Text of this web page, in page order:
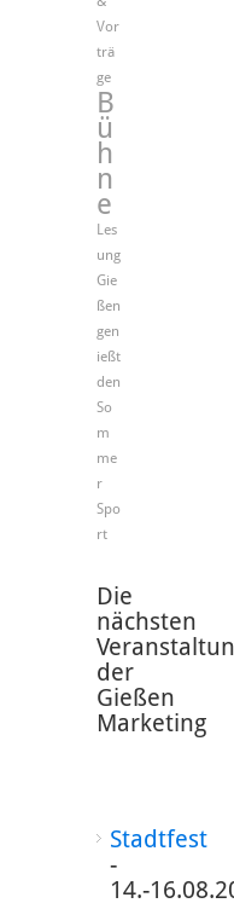
Vor
trä
ge
B
ü
h
n
e
Les
ung
Gie
ßen
gen
ießt
den
So
m
me
r
Spo
rt
Die
nächsten
der
Gießen
Marketing
Stadtfest
-
14.-